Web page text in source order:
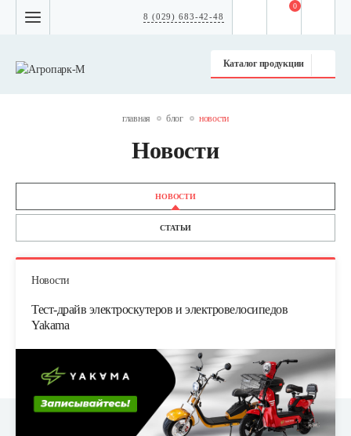
8 (029) 683-42-48
Каталог продукции
0
главная блог новости
Новости
НОВОСТИ
СТАТЬИ
Новости
Тест-драйв электроскутеров и электровелосипедов
Yakama